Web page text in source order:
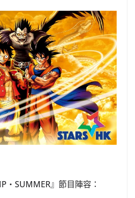
・SUMMER』節目陣容：